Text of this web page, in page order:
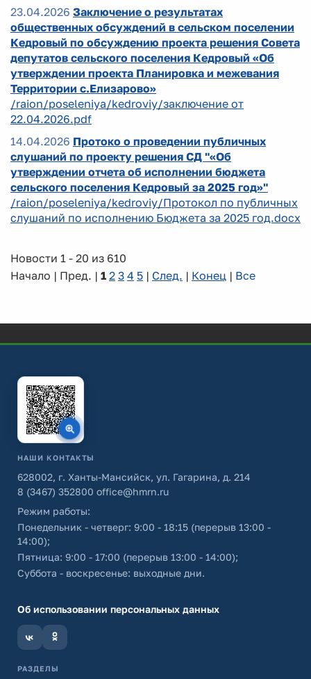
23.04.2026 Заключение о результатах
общественных обсуждений в сельском поселении
Кедровый по обсуждению проекта решения Совета
депутатов сельского поселения Кедровый «Об
утверждении проекта Планировка и межевания
Территории с.Елизарово»
/raion/poseleniya/kedroviy/заключение от
22.04.2026.pdf
14.04.2026 Протоко о проведении публичных
слушаний по проекту решения СД "«Об
утверждении отчета об исполнении бюджета
сельского поселения Кедровый за 2025 год»"
/raion/poseleniya/kedroviy/Протокол по публичных
слушаний по исполнению Бюджета за 2025 год.docx
Новости 1 - 20 из 610
Начало | Пред. | 1 2 3 4 5 | След. | Конец | Все
НАШИ КОНТАКТЫ
628002, г. Ханты-Мансийск, ул. Гагарина, д. 214
8 (3467) 352800 office@hmrn.ru
Режим работы:
Понедельник - четверг: 9:00 - 18:15 (перерыв 13:00 -
14:00);
Пятница: 9:00 - 17:00 (перерыв 13:00 - 14:00);
Суббота - воскресенье: выходные дни.
Об использовании персональных данных
РАЗДЕЛЫ